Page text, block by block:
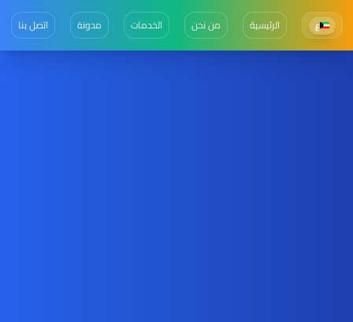
ع الرئيسية من نحن الخدمات مدونة اتصل بنا